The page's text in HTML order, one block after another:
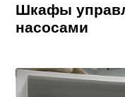
Шкафы
насосами